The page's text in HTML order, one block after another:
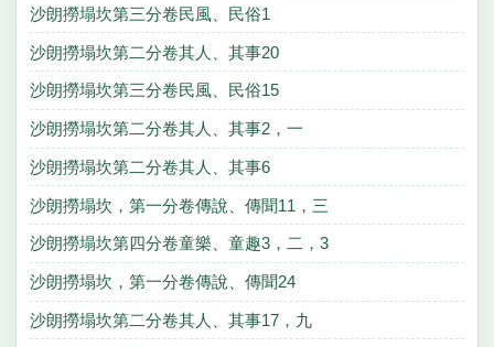
沙朗撈塌坎第三分卷民風、民俗1
沙朗撈塌坎第二分卷其人、其事20
沙朗撈塌坎第三分卷民風、民俗15
沙朗撈塌坎第二分卷其人、其事2，一
沙朗撈塌坎第二分卷其人、其事6
沙朗撈塌坎，第一分卷傳說、傳聞11，三
沙朗撈塌坎第四分卷童樂、童趣3，二，3
沙朗撈塌坎，第一分卷傳說、傳聞24
沙朗撈塌坎第二分卷其人、其事17，九